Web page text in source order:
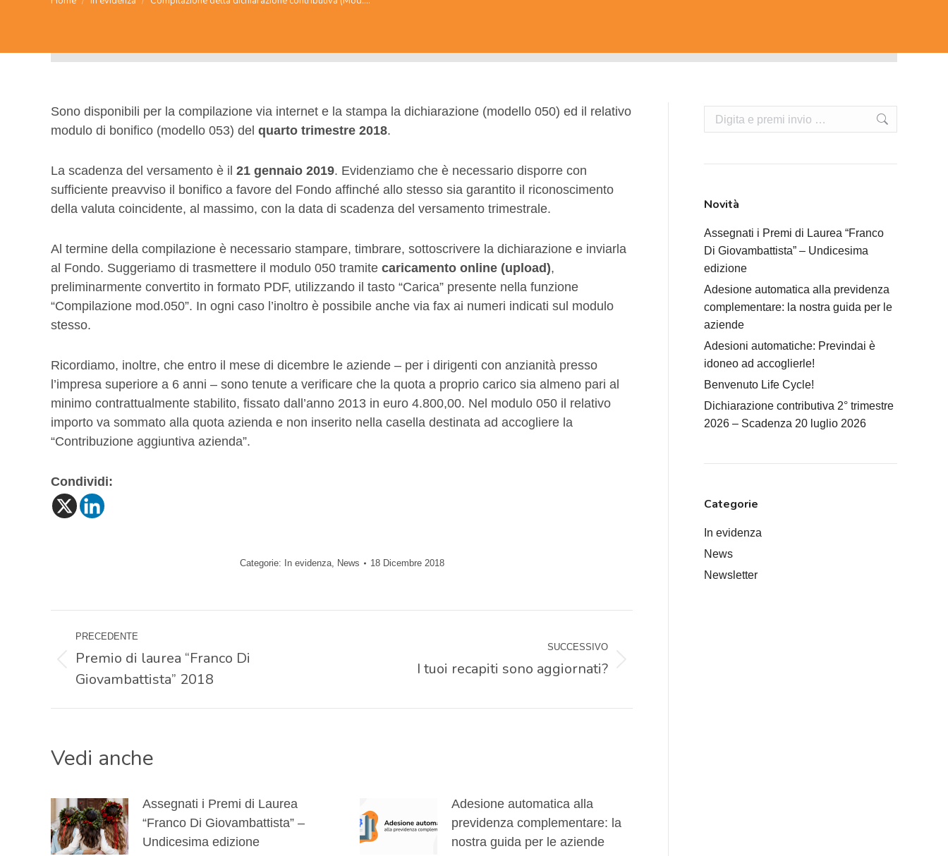
Sono disponibili per la compilazione via internet e la stampa la dichiarazione (modello 050) ed il relativo
modulo di bonifico (modello 053) del quarto trimestre 2018.
La scadenza del versamento è il 21 gennaio 2019. Evidenziamo che è necessario disporre con
sufficiente preavviso il bonifico a favore del Fondo affinché allo stesso sia garantito il riconoscimento
della valuta coincidente, al massimo, con la data di scadenza del versamento trimestrale.
Al termine della compilazione è necessario stampare, timbrare, sottoscrivere la dichiarazione e inviarla
al Fondo. Suggeriamo di trasmettere il modulo 050 tramite caricamento online (upload),
preliminarmente convertito in formato PDF, utilizzando il tasto “Carica” presente nella funzione
“Compilazione mod.050”. In ogni caso l’inoltro è possibile anche via fax ai numeri indicati sul modulo
stesso.
Ricordiamo, inoltre, che entro il mese di dicembre le aziende – per i dirigenti con anzianità presso
l’impresa superiore a 6 anni – sono tenute a verificare che la quota a proprio carico sia almeno pari al
minimo contrattualmente stabilito, fissato dall’anno 2013 in euro 4.800,00. Nel modulo 050 il relativo
importo va sommato alla quota azienda e non inserito nella casella destinata ad accogliere la
“Contribuzione aggiuntiva azienda”.
Condividi:
Categorie: In evidenza, News 18 Dicembre 2018
Naviga
tra
i
post
PRECEDENTE
precedente:
Premio di laurea “Franco Di
Giovambattista” 2018
SUCCESSIVO
I tuoi recapiti sono aggiornati?
Vedi anche
Assegnati i Premi di Laurea
“Franco Di Giovambattista” –
Undicesima edizione
Adesione automatica alla
previdenza complementare: la
nostra guida per le aziende
Cerca:
Novità
Assegnati i Premi di Laurea “Franco
Di Giovambattista” – Undicesima
edizione
Adesione automatica alla previdenza
complementare: la nostra guida per le
aziende
Adesioni automatiche: Previndai è
idoneo ad accoglierle!
Benvenuto Life Cycle!
Dichiarazione contributiva 2° trimestre
2026 – Scadenza 20 luglio 2026
Categorie
In evidenza
News
Newsletter